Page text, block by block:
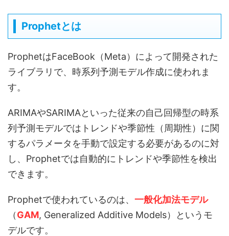
Prophetとは
ProphetはFaceBook（Meta）によって開発された
ライブラリで、時系列予測モデル作成に使われま
す。
ARIMAやSARIMAといった従来の自己回帰型の時系
列予測モデルではトレンドや季節性（周期性）に関
するパラメータを手動で設定する必要があるのに対
し、Prophetでは自動的にトレンドや季節性を検出
できます。
Prophetで使われているのは、 一般化加法モデル
（GAM, Generalized Additive Models）というモ
デルです。